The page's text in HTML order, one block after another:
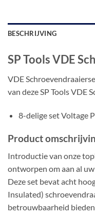
BESCHRIJVING
SP Tools VDE
VDE
van deze SP Tools VDE
8-delige set Voltage
Product
Introductie van onze
ontworpen om aan al
Deze set bevat acht
Insulated)
betrouwbaarheid